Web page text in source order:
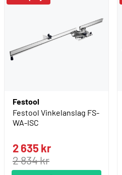
Festool
Festool Vinkelanslag FS-
WA-ISC
2 635 kr
2 834 kr